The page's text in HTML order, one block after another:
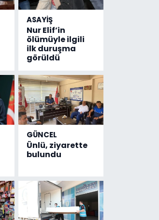
ASAYİŞ
Nur Elif’in
ölümüyle ilgili
ilk duruşma
görüldü
GÜNCEL
Ünlü, ziyarette
bulundu